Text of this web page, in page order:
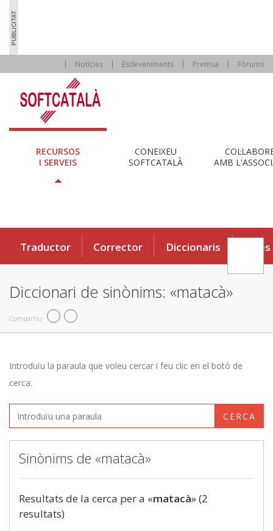
Notícies Esdeveniments Premsa Fòrums
RECURSOS
I SERVEIS
CONEIXEU
SOFTCATALÀ
AMB
Traductor Corrector Diccionaris Eines
Diccionari de sinònims: «matacà»
Compartiu
Introduïu la paraula que voleu cercar i feu clic en el botó de
cerca.
CERCA
Sinònims de «matacà»
Resultats de la cerca per a «matacà» (2
resultats)